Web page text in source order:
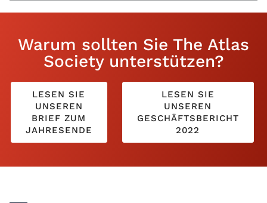
Warum sollten Sie The Atlas
Society unterstützen?
LESEN SIE
UNSEREN
BRIEF ZUM
JAHRESENDE
LESEN SIE
UNSEREN
GESCHÄFTSBERICHT
2022